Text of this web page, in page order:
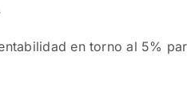
en torno al 5%